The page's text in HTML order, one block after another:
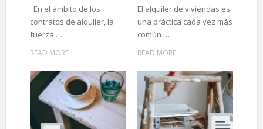
En el ámbito de los
contratos de alquiler, la
fuerza …
READ MORE
El alquiler de viviendas es
una práctica cada vez más
común …
READ MORE